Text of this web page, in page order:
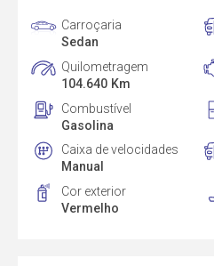
Carroçaria
Sedan
Quilometragem
104.640 Km
Combustível
Gasolina
Caixa de velocidades
Manual
Cor exterior
Vermelho